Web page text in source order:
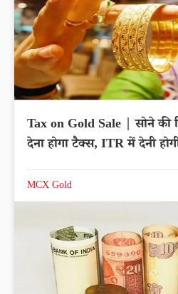
Tax on Gold Sale | सोने की
देना होगा टैक्स, ITR में देनी
MCX Gold